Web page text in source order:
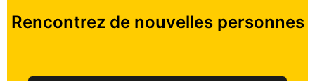
Rencontrez de nouvelles personnes